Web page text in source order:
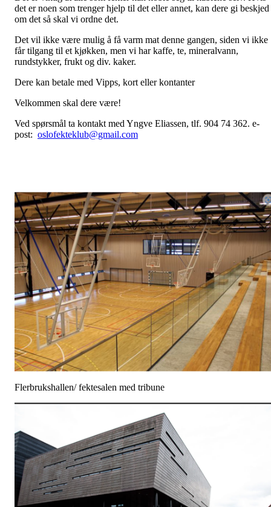
det er noen som trenger hjelp til det eller annet, kan dere gi beskjed
om det så skal vi ordne det.
Det vil ikke være mulig å få varm mat denne gangen, siden vi ikke
får tilgang til et kjøkken, men vi har kaffe, te, mineralvann,
rundstykker, frukt og div. kaker.
Dere kan betale med Vipps, kort eller kontanter
Velkommen skal dere være!
Ved spørsmål ta kontakt med Yngve Eliassen, tlf. 904 74 362. e-
post: oslofekteklub@gmail.com
Flerbrukshallen/ fektesalen med tribune